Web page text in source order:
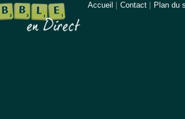
Accueil Contact Plan du